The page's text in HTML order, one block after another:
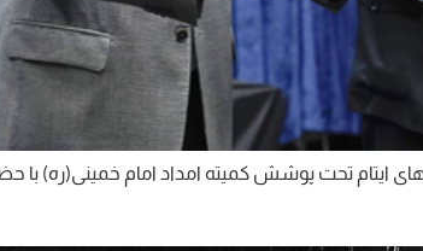
ویژه خانواده‌های ایتام تحت پوشش کمیته امداد امام